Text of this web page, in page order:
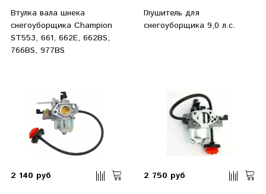
Втулка вала шнека
снегоуборщика Champion
ST553, 661, 662E, 662BS,
766BS, 977BS
Глушитель для
снегоуборщика 9,0 л.с.
2 140 руб 2 750 руб